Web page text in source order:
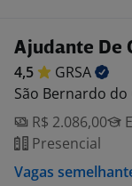
Ajudante De
4,5
GRSA
São Bernardo do
R$ 2.086,00
Presencial
Vagas